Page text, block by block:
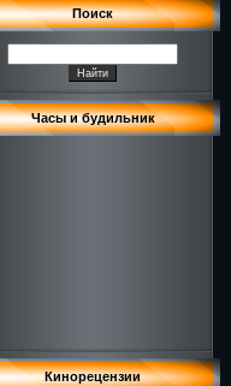
Поиск
Часы и будильник
Кинорецензии